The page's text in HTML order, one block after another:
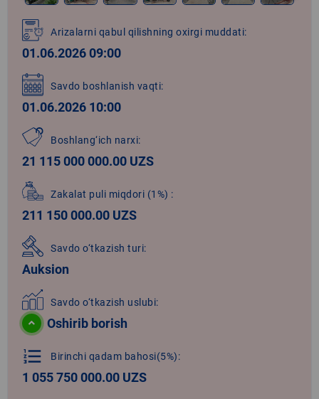
1
of
8
Arizalarni qabul qilishning oxirgi muddati:
01.06.2026 09:00
Savdo boshlanish vaqti:
01.06.2026 10:00
Boshlang‘ich narxi:
21 115 000 000.00 UZS
Zakalat puli miqdori (1%) :
211 150 000.00 UZS
Savdo o‘tkazish turi:
Auksion
Savdo o‘tkazish uslubi:
Oshirib borish
format_list_numbered Birinchi qadam bahosi(5%):
1 055 750 000.00 UZS